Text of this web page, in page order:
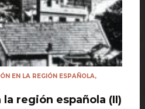
EN LA REGIÓN ESPAÑOLA,
región española (II)